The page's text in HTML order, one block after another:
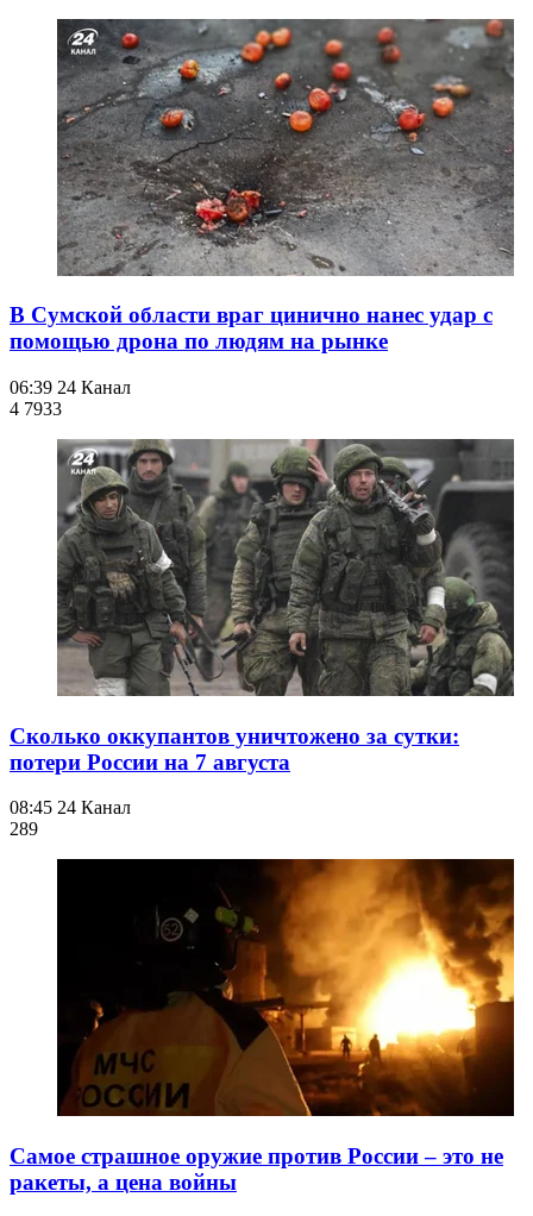
В Сумской области враг цинично нанес удар с
помощью дрона по людям на рынке
06:39 24 Канал
4 7933
Сколько оккупантов уничтожено за сутки:
потери России на 7 августа
08:45 24 Канал
289
Самое страшное оружие против России – это не
ракеты, а цена войны